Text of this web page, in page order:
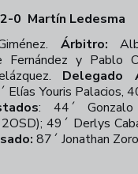
0 Martín Ledesma
Árbitro:
Fernández y Pablo
Delegado
Elías Youris Palacios,
: 44´
49´ Derlys
87´ Jonathan